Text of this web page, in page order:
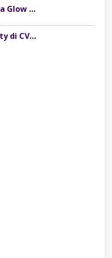
Lowongan Kerja Lumina Glow Clinic & Salon Palembang Terbaru
Lowongan Kerja Security di CV Indosteel Sumber Berkat Palembang